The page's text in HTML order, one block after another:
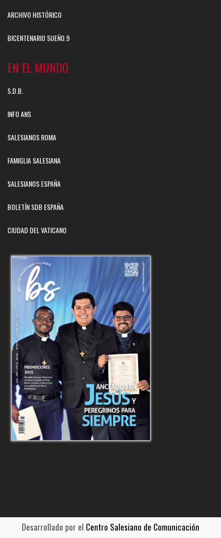
ARCHIVO HISTÓRICO
BICENTENARIO SUEÑO.9
EN EL MUNDO
S.D.B.
INFO ANS
SALESIANOS ROMA
FAMIGLIA SALESIANA
SALESIANOS ESPAÑA
BOLETÍN SDB ESPAÑA
CIUDAD DEL VATICANO
Desarrollado por el Centro Salesiano de Comunicación